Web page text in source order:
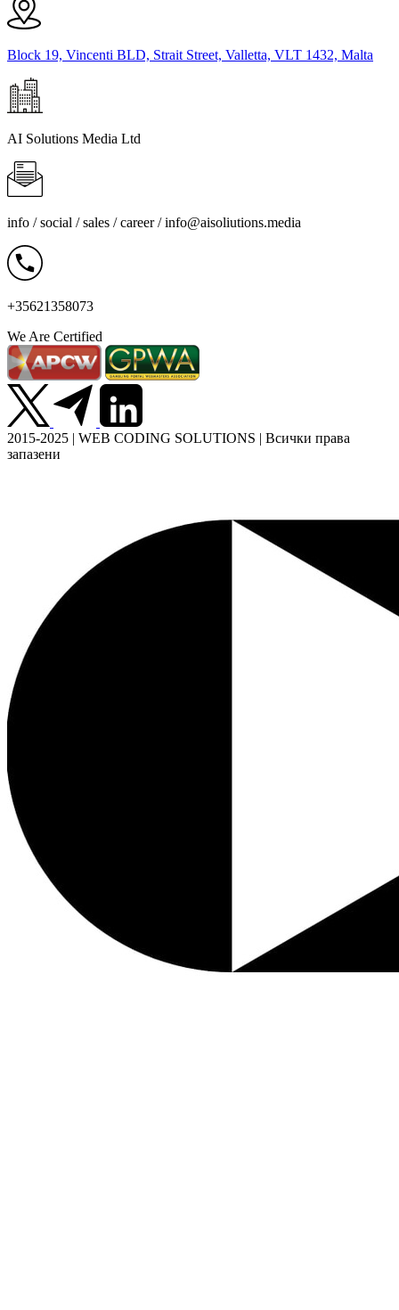
Block 19, Vincenti BLD, Strait Street, Valletta, VLT 1432, Malta
AI Solutions Media Ltd
info / social / sales / career /info@aisoliutions.media
+35621358073
We Are Certified
2015-2025 | WEB CODING SOLUTIONS | Всички права
запазени